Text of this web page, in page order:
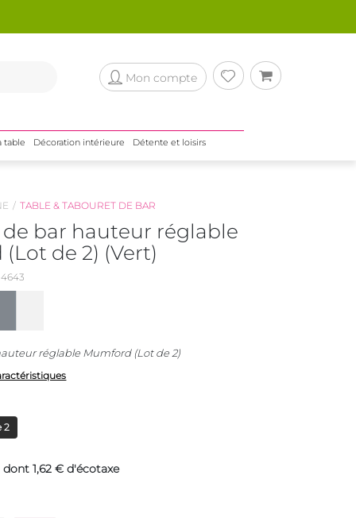
Mon compte
table Décoration intérieure Détente et loisirs
TABLE & TABOURET DE BAR
bar hauteur réglable
de 2) (Vert)
réglable Mumford (Lot de 2)
2
dont 1,62 € d'écotaxe